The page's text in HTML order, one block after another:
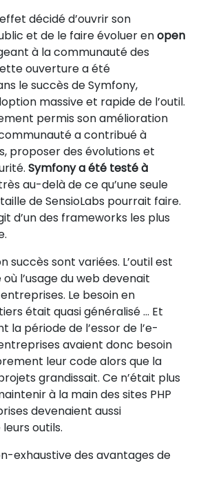
décidé d’ouvrir son
et de le faire évoluer enopen
à la communauté des
ouverture a été
le succès de Symfony,
massive et rapide de l’outil.
permis son amélioration
a contribué à
proposer des évolutions et
Symfony a été testé à
au-delà de ce qu’une seule
de SensioLabs pourrait faire.
d’un des frameworks les plus
succès sont variées. L’outil est
l’usage du web devenait
Le besoin en
était quasi généralisé … Et
la période de l’essor de l’e-
avaient donc besoin
leur code alors que la
grandissait. Ce n’était plus
à la main des sites PHP
devenaient aussi
outils.
exhaustive des avantages de